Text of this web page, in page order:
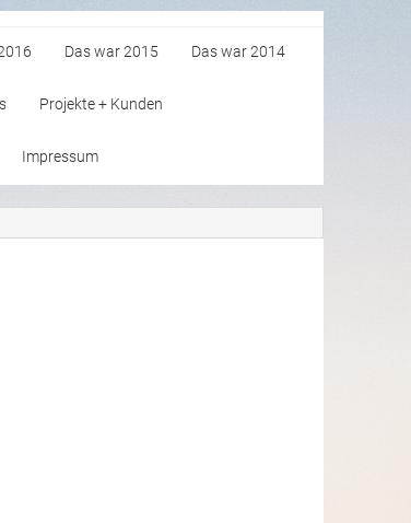
Das war 2015 Das war 2014
Projekte + Kunden
Impressum